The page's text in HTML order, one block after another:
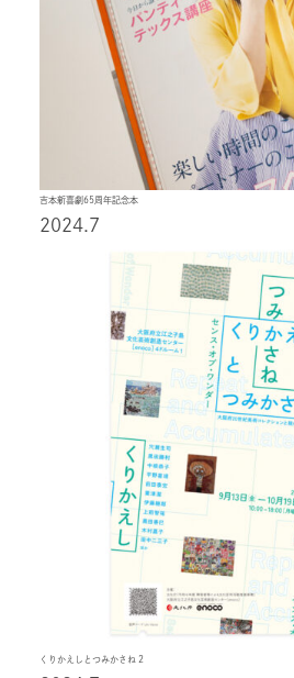
吉本新喜劇65周年記念本
2024.7
くりかえしとつみかさね 2